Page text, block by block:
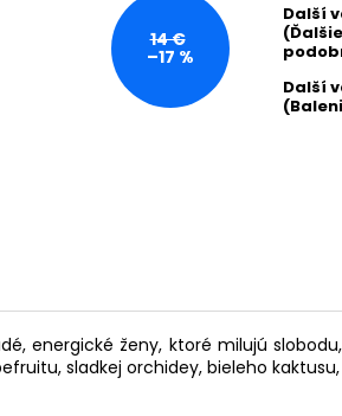
Další
Další
14 €
–17 %
energické ženy, ktoré milujú
sladkej orchidey, bieleho